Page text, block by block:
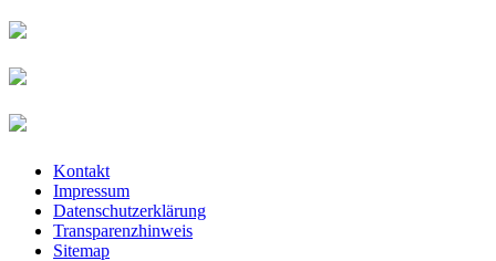
Kontakt
Impressum
Datenschutzerklärung
Transparenzhinweis
Sitemap